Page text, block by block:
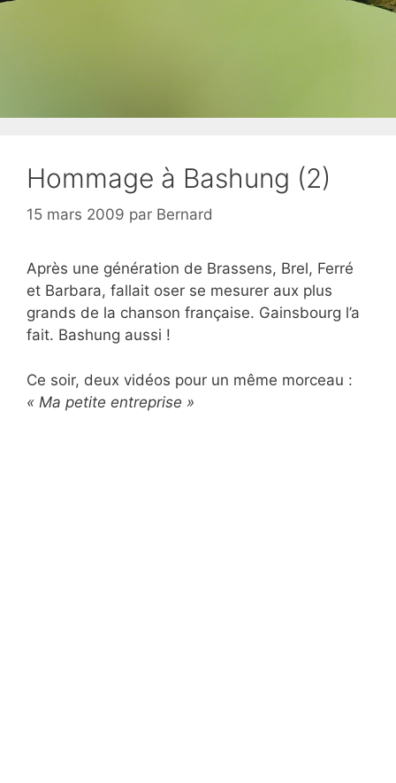
Hommage à Bashung (2)
15 mars 2009 par Bernard
Après une génération de Brassens, Brel, Ferré
et Barbara, fallait oser se mesurer aux plus
grands de la chanson française. Gainsbourg l’a
fait. Bashung aussi !
Ce soir, deux vidéos pour un même morceau :
« Ma petite entreprise »